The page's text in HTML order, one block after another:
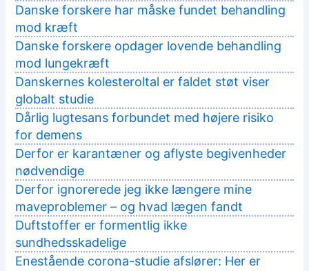
Danske forskere har måske fundet behandling
mod kræft
Danske forskere opdager lovende behandling
mod lungekræft
Danskernes kolesteroltal er faldet støt viser
globalt studie
Dårlig lugtesans forbundet med højere risiko
for demens
Derfor er karantæner og aflyste begivenheder
nødvendige
Derfor ignorerede jeg ikke længere mine
maveproblemer – og hvad lægen fandt
Duftstoffer er formentlig ikke
sundhedsskadelige
Enestående corona-studie afslører: Her er